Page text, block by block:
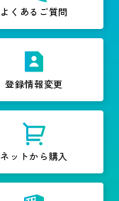
よくあるご質問
登録情報変更
ネットから購入